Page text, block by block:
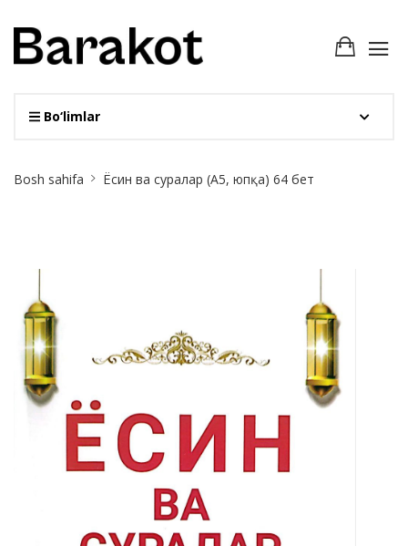
Bo‘limlar
Breadcrumb
Bosh sahifa Ёсин ва суралар (А5, юпқа) 64 бет